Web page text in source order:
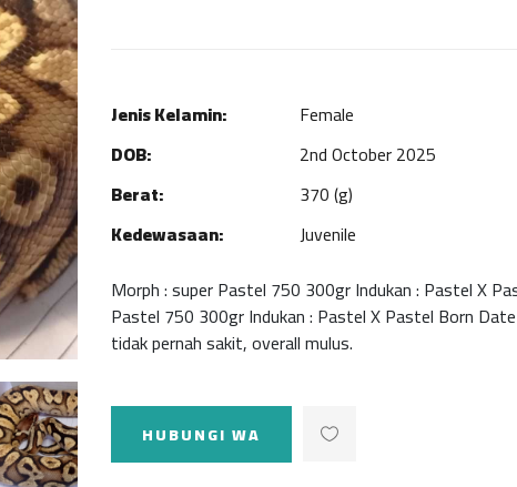
Jenis Kelamin:
Female
DOB:
2nd October 2025
Berat:
370 (g)
Kedewasaan:
Juvenile
Morph : super Pastel 750 300gr Indukan : Pastel X
Pastel 750 300gr Indukan : Pastel X Pastel Born
tidak pernah sakit, overall mulus.
HUBUNGI WA